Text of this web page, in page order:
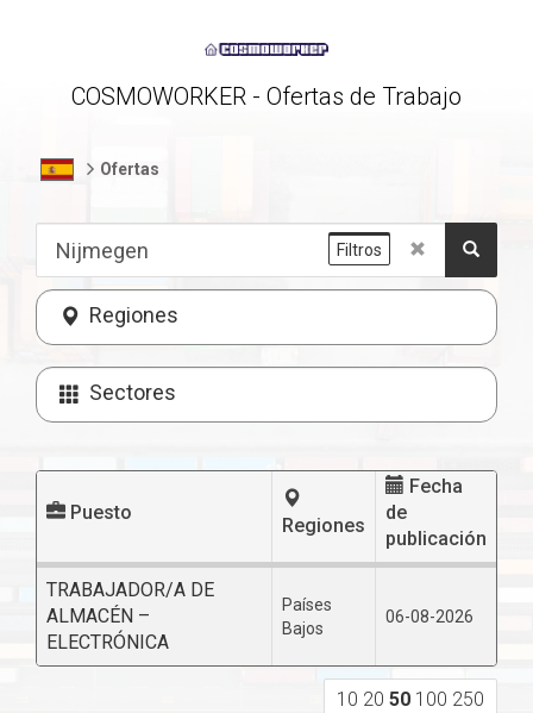
COSMOWORKER - Ofertas de Trabajo
Ofertas
Regiones
Sectores
Filtros
Puesto
Regiones
Fecha
de
publicación
TRABAJADOR/A DE
ALMACÉN –
ELECTRÓNICA
Países
Bajos
06-08-2026
10 20 50 100 250